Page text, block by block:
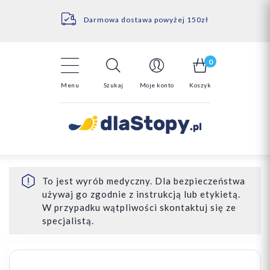
Darmowa dostawa powyżej 150zł
14 Dni na darmowy zwrot*
Menu Szukaj Moje konto
0
Koszyk
To jest wyrób medyczny. Dla bezpieczeństwa
używaj go zgodnie z instrukcją lub etykietą.
W przypadku wątpliwości skontaktuj się ze
specjalistą.